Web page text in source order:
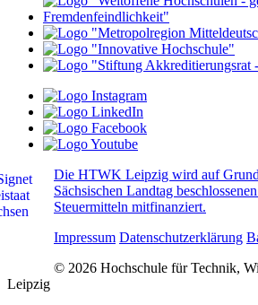
Die HTWK Leipzig wird auf
Sächsischen Landtag
Steuermitteln mitfinanziert.
Impressum Datenschutzerklärung
© 2026 Hochschule für Technik,
Leipzig